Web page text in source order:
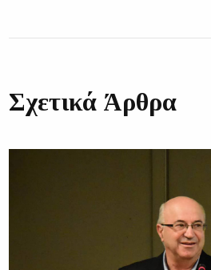
Σχετικά Άρθρα